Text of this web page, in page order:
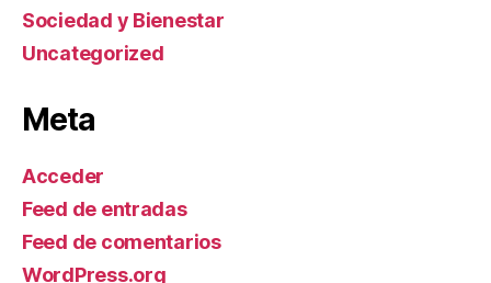
Sociedad y Bienestar
Uncategorized
Meta
Acceder
Feed de entradas
Feed de comentarios
WordPress.org